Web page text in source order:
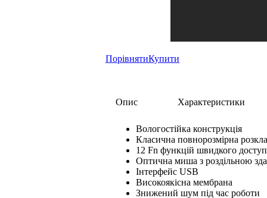
ПорівнятиКупити
Опис Характеристики
Вологостійка конструкція
Класична повнорозмірна
12 Fn функцій швидкого
Оптична миша з роздільною
Інтерфейс USB
Високоякісна мембрана
Знижений шум під час роботи